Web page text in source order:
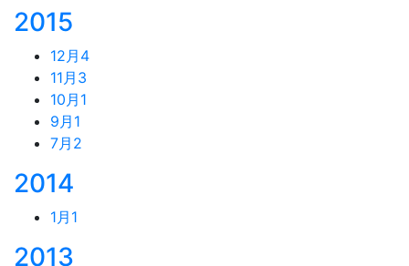
2015
12月 4
11月 3
10月 1
9月 1
7月 2
2014
1月 1
2013